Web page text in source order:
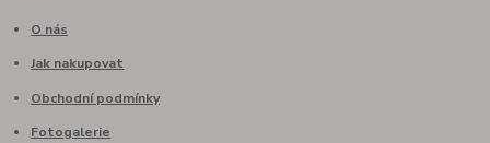
O nás
Jak nakupovat
Obchodní podmínky
Fotogalerie